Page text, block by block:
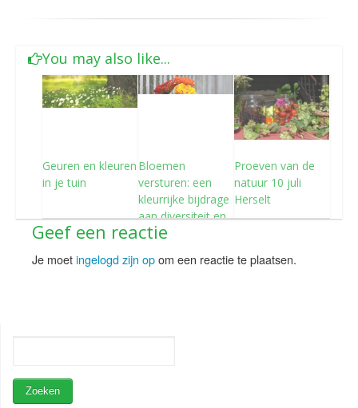
You may also like...
Geuren en kleuren
in je tuin
Bloemen
versturen: een
kleurrijke bijdrage
aan diversiteit en
inclusiviteit
Proeven van de
natuur 10 juli
Herselt
Geef een reactie
Je moetingelogd zijn opom een reactie te plaatsen.